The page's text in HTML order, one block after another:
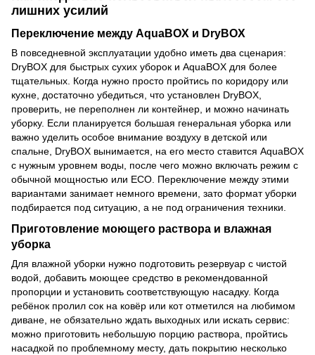
лишних усилий
Переключение между AquaBOX и DryBOX
В повседневной эксплуатации удобно иметь два сценария:
DryBOX для быстрых сухих уборок и AquaBOX для более
тщательных. Когда нужно просто пройтись по коридору или
кухне, достаточно убедиться, что установлен DryBOX,
проверить, не переполнен ли контейнер, и можно начинать
уборку. Если планируется большая генеральная уборка или
важно уделить особое внимание воздуху в детской или
спальне, DryBOX вынимается, на его место ставится AquaBOX
с нужным уровнем воды, после чего можно включать режим с
обычной мощностью или ECO. Переключение между этими
вариантами занимает немного времени, зато формат уборки
подбирается под ситуацию, а не под ограничения техники.
Приготовление моющего раствора и влажная
уборка
Для влажной уборки нужно подготовить резервуар с чистой
водой, добавить моющее средство в рекомендованной
пропорции и установить соответствующую насадку. Когда
ребёнок пролил сок на ковёр или кот отметился на любимом
диване, не обязательно ждать выходных или искать сервис:
можно приготовить небольшую порцию раствора, пройтись
насадкой по проблемному месту, дать покрытию несколько